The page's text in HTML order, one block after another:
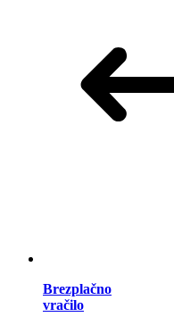
Brezplačno
vračilo